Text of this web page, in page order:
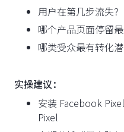
用户在第几步流失？
哪个产品页面停留最
哪类受众最有转化潜
实操建议：
安装 Facebook
Pixel